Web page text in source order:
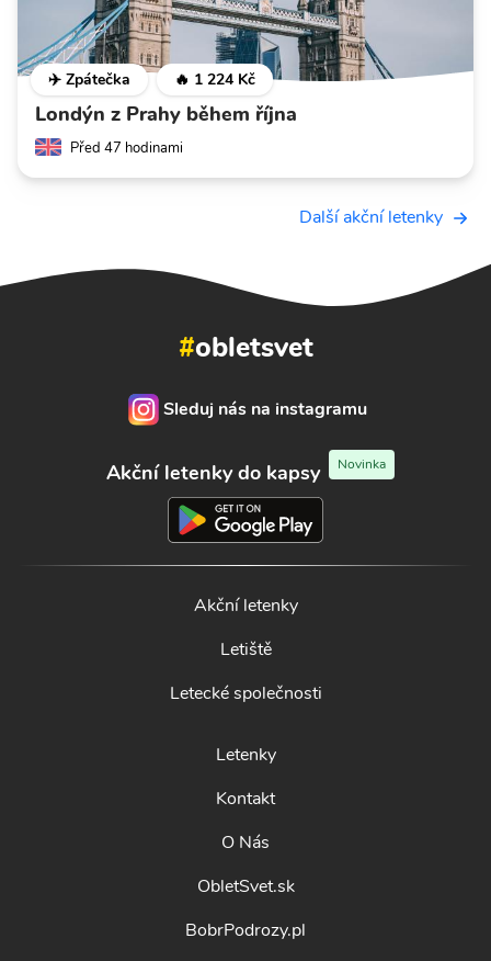
✈️ Zpátečka 🔥 1 224 Kč
Londýn z Prahy během října
Před 47 hodinami
Další akční letenky
#obletsvet
Sleduj nás na instagramu
Akční letenky do kapsy Novinka
Akční letenky
Letiště
Letecké společnosti
Letenky
Kontakt
O Nás
ObletSvet.sk
BobrPodrozy.pl